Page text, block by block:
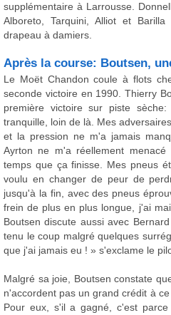
supplémentaire à Larrousse.
Alboreto, Tarquini, Alliot et
drapeau à damiers.
Après la course: Boutsen,
Le Moët Chandon coule à flots
seconde victoire en 1990. Thierry
première victoire sur piste
tranquille, loin de là. Mes
et la pression ne m'a jamais
Ayrton ne m'a réellement
temps que ça finisse. Mes pneus
voulu en changer de peur de
jusqu'à la fin, avec des pneus
frein de plus en plus longue, j'ai
Boutsen discute aussi avec
tenu le coup malgré quelques
que j'ai jamais eu ! » s'exclame le
Malgré sa joie, Boutsen constate
n'accordent pas un grand crédit à
Pour eux, s'il a gagné, c'est